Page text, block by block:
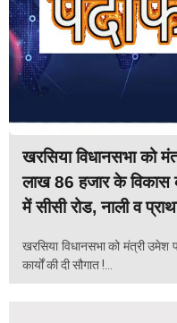
खरसिया विधानसभा को
लाख 86 हजार के विकास
में सीसी रोड, नाली व
खरसिया विधानसभा को मंत्री
कार्यों की दी सौगात !...